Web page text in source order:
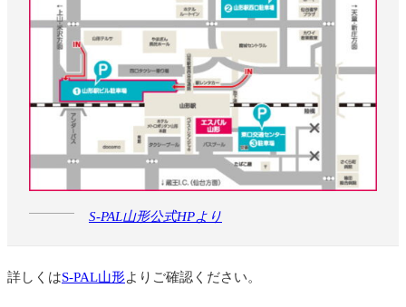
S-PAL山形公式HPより
詳しくはS-PAL山形よりご確認ください。